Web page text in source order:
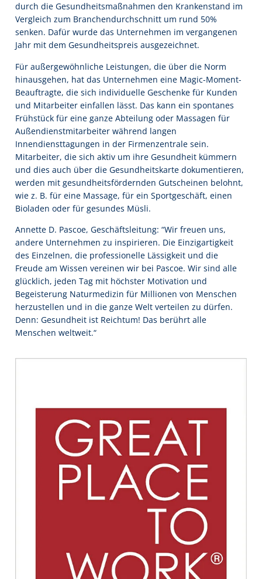
durch die Gesundheitsmaßnahmen den Krankenstand im
Vergleich zum Branchendurchschnitt um rund 50%
senken. Dafür wurde das Unternehmen im vergangenen
Jahr mit dem Gesundheitspreis ausgezeichnet.
Für außergewöhnliche Leistungen, die über die Norm
hinausgehen, hat das Unternehmen eine Magic-Moment-
Beauftragte, die sich individuelle Geschenke für Kunden
und Mitarbeiter einfallen lässt. Das kann ein spontanes
Frühstück für eine ganze Abteilung oder Massagen für
Außendienstmitarbeiter während langen
Innendiensttagungen in der Firmenzentrale sein.
Mitarbeiter, die sich aktiv um ihre Gesundheit kümmern
und dies auch über die Gesundheitskarte dokumentieren,
werden mit gesundheitsfördernden Gutscheinen belohnt,
wie z. B. für eine Massage, für ein Sportgeschäft, einen
Bioladen oder für gesundes Müsli.
Annette D. Pascoe, Geschäftsleitung: “Wir freuen uns,
andere Unternehmen zu inspirieren. Die Einzigartigkeit
des Einzelnen, die professionelle Lässigkeit und die
Freude am Wissen vereinen wir bei Pascoe. Wir sind alle
glücklich, jeden Tag mit höchster Motivation und
Begeisterung Naturmedizin für Millionen von Menschen
herzustellen und in die ganze Welt verteilen zu dürfen.
Denn: Gesundheit ist Reichtum! Das berührt alle
Menschen weltweit.“